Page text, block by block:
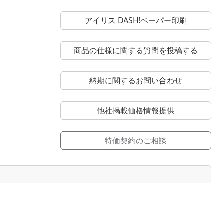
アイリス DASH!ペーパー印刷
商品の仕様に関する質問を投稿する
納期に関するお問い合わせ
他社掲載価格情報提供
特価契約のご相談